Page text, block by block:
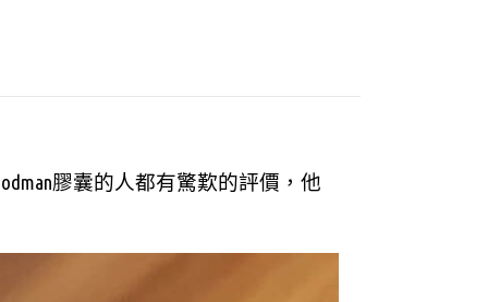
膠囊的人都有驚歎的評價，他